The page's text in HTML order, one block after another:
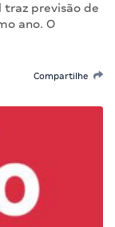
previsão de
ano. O
Compartilhe